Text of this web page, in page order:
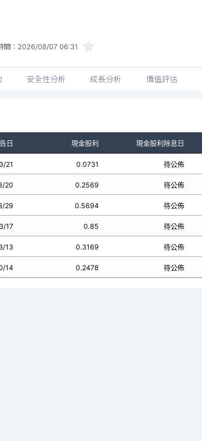
間： 2026/08/07 06:31
安全性分析 成長分析 價值評估
日 現金股利 現金股利除息日
21 0.0731 待公佈
20 0.2569 待公佈
29 0.5694 待公佈
17 0.85 待公佈
13 0.3169 待公佈
14 0.2478 待公佈